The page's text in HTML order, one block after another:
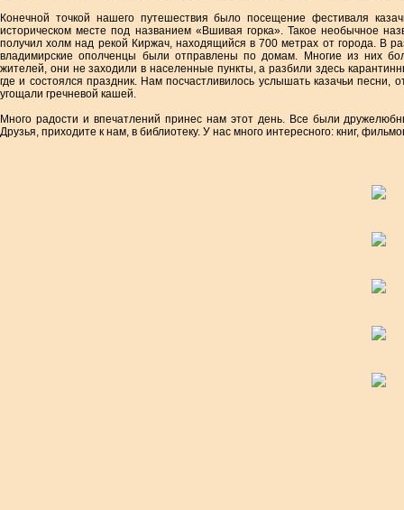
Конечной точкой нашего путешествия было посещение фестиваля
историческом месте под названием «Вшивая горка». Такое необычное
получил холм над рекой Киржач, находящийся в 700 метрах от города. В
владимирские ополченцы были отправлены по домам. Многие из них
жителей, они не заходили в населенные пункты, а разбили здесь
где и состоялся праздник. Нам посчастливилось услышать казачьи
угощали гречневой кашей.
Много радости и впечатлений принес нам этот день. Все были
Друзья, приходите к нам, в библиотеку. У нас много интересного: книг,